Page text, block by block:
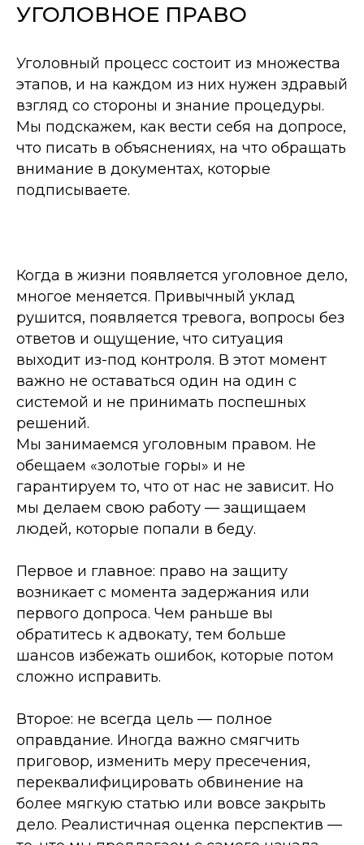
УГОЛОВНОЕ ПРАВО
Уголовный процесс состоит из множества
этапов, и на каждом из них нужен здравый
взгляд со стороны и знание процедуры.
Мы подскажем, как вести себя на допросе,
что писать в объяснениях, на что обращать
внимание в документах, которые
подписываете.
Когда в жизни появляется уголовное дело,
многое меняется. Привычный уклад
рушится, появляется тревога, вопросы без
ответов и ощущение, что ситуация
выходит из-под контроля. В этот момент
важно не оставаться один на один с
системой и не принимать поспешных
решений.
Мы занимаемся уголовным правом. Не
обещаем «золотые горы» и не
гарантируем то, что от нас не зависит. Но
мы делаем свою работу — защищаем
людей, которые попали в беду.​
Первое и главное: право на защиту
возникает с момента задержания или
первого допроса. Чем раньше вы
обратитесь к адвокату, тем больше
шансов избежать ошибок, которые потом
сложно исправить.
Второе: не всегда цель — полное
оправдание. Иногда важно смягчить
приговор, изменить меру пресечения,
переквалифицировать обвинение на
более мягкую статью или вовсе закрыть
дело. Реалистичная оценка перспектив —